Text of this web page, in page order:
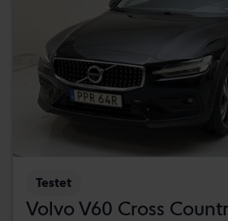
Testet
Volvo V60 Cross